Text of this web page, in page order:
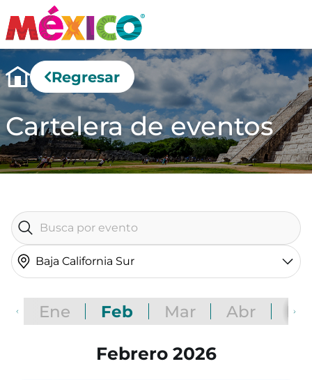
Regresar
Cartelera de eventos
Baja California Sur
Ene Feb Mar Abr
Febrero 2026